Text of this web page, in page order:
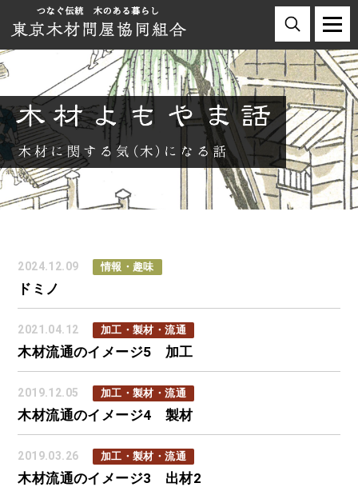
2024.12.09 情報・趣味
ドミノ
2021.04.12 加工・製材・流通
木材流通のイメージ5 加工
2019.12.05 加工・製材・流通
木材流通のイメージ4 製材
2019.03.26 加工・製材・流通
木材流通のイメージ3 出材2